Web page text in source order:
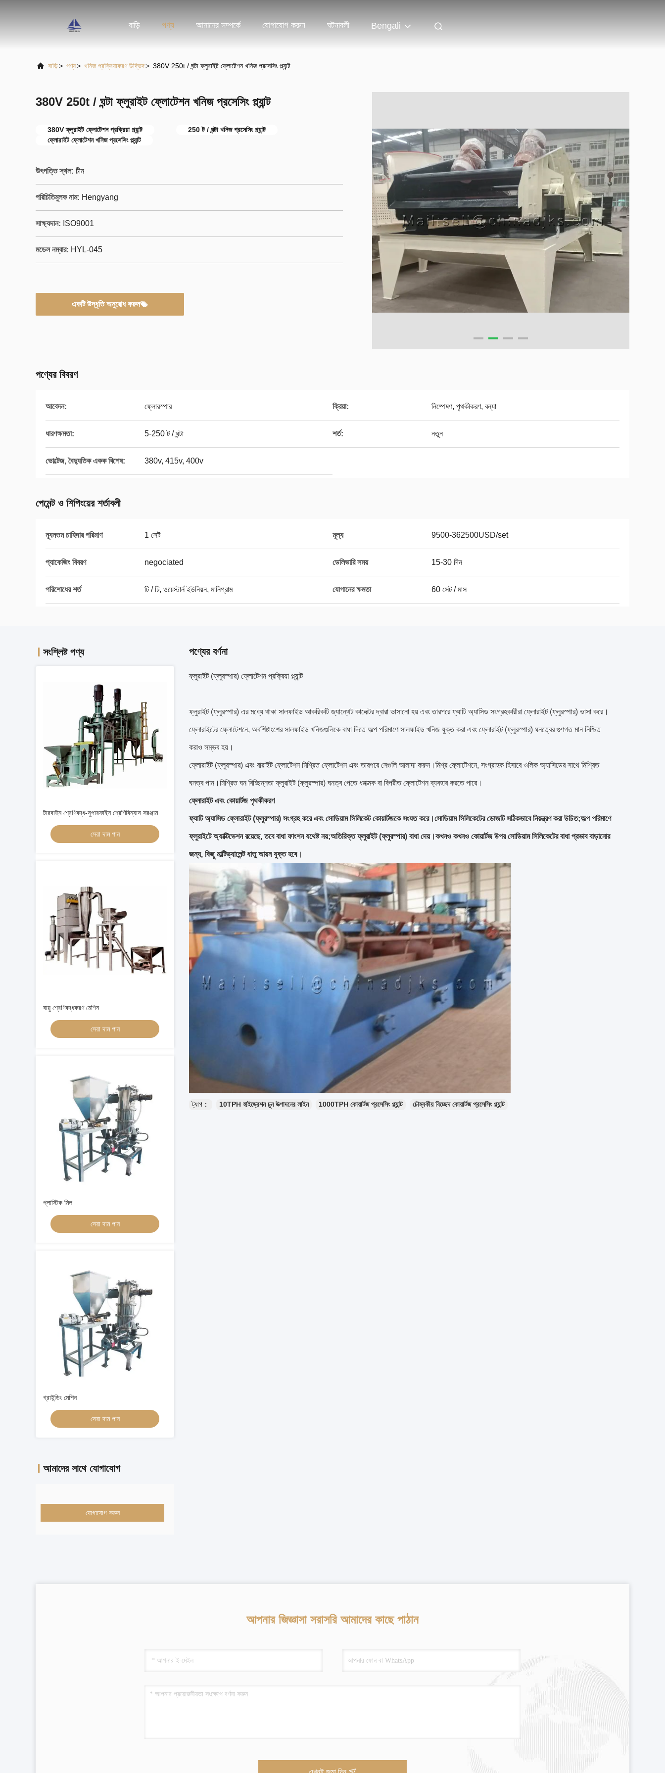
বাড়ি পণ্য আমাদের সম্পর্কে যোগাযোগ করুন ঘটনাবলী Bengali
বাড়ি> পণ্য> খনিজ প্রক্রিয়াকরণ উদ্ভিদ> 380V 250t / ঘন্টা ফ্লুরাইট ফ্লোটেশন খনিজ প্রসেসিং প্ল্যান্ট
380V 250t / ঘন্টা ফ্লুরাইট ফ্লোটেশন খনিজ প্রসেসিং প্ল্যান্ট
380V ফ্লুরাইট ফ্লোটেশন প্রক্রিয়া প্ল্যান্ট
250 ট / ঘন্টা খনিজ প্রসেসিং প্ল্যান্ট
ফ্লোরাইট ফ্লোটেশন খনিজ প্রসেসিং প্ল্যান্ট
উৎপত্তি স্থল: চীন
পরিচিতিমুলক নাম: Hengyang
সাক্ষ্যদান: ISO9001
মডেল নম্বার: HYL-045
একটি উদ্ধৃতি অনুরোধ করুন
পণ্যের বিবরণ
আবেদন: ফ্লোরস্পার ক্রিয়া: নিষ্পেষণ, পৃথকীকরণ, বন্যা
ধারণক্ষমতা: 5-250 ট / ঘন্টা শর্ত: নতুন
ভোল্টেজ, বৈদ্যুতিক একক বিশেষ: 380v, 415v, 400v
পেমেন্ট ও শিপিংয়ের শর্তাবলী
ন্যূনতম চাহিদার পরিমাণ 1 সেট মূল্য 9500-362500USD/set
প্যাকেজিং বিবরণ negociated ডেলিভারি সময় 15-30 দিন
পরিশোধের শর্ত টি / টি, ওয়েস্টার্ন ইউনিয়ন, মানিগ্রাম যোগানের ক্ষমতা 60 সেট / মাস
সংশ্লিষ্ট পণ্য
টারবাইন শ্রেণিবদ্ধ-সুপারফাইন শ্রেণিবিন্যাস সরঞ্জাম
সেরা দাম পান
বায়ু শ্রেণিবদ্ধকরণ মেশিন
সেরা দাম পান
প্লাস্টিক মিল
সেরা দাম পান
গ্রাইন্ডিং মেশিন
সেরা দাম পান
আমাদের সাথে যোগাযোগ
যোগাযোগ করুন
পণ্যের বর্ণনা
ফ্লুরাইট (ফ্লুরস্পার) ফ্লোটেশন প্রক্রিয়া প্ল্যান্ট
ফ্লুরাইট (ফ্লুরস্পার) এর মধ্যে থাকা সালফাইড আকরিকটি জ্যান্থেট কালেক্টর দ্বারা ভাসানো হয় এবং তারপরে ফ্যাটি অ্যাসিড সংগ্রহকারীরা ফ্লোরাইট (ফ্লুরস্পার) ভাসা করে।
ফ্লোরাইটের ফ্লোটেশনে, অবশিষ্টাংশের সালফাইড খনিজগুলিকে বাধা দিতে অল্প পরিমাণে সালফাইড খনিজ যুক্ত করা এবং ফ্লোরাইট (ফ্লুরস্পার) ঘনত্বের গুণগত মান নিশ্চিত
করাও সম্ভব হয়।
ফ্লোরাইট (ফ্লুরস্পার) এবং বারাইট ফ্লোটেশন মিশ্রিত ফ্লোটেশন এবং তারপরে সেগুলি আলাদা করুন।মিশ্র ফ্লোটেশনে, সংগ্রাহক হিসাবে ওলিক অ্যাসিডের সাথে মিশ্রিত
ঘনত্ব পান।মিশ্রিত ঘন বিচ্ছিন্নতা ফ্লুরাইট (ফ্লুরস্পার) ঘনত্ব পেতে ধনাত্মক বা বিপরীত ফ্লোটেশন ব্যবহার করতে পারে।
ফ্লোরাইট এবং কোয়ার্টজ পৃথকীকরণ
ফ্যাটি অ্যাসিড ফ্লোরাইট (ফ্লুরস্পার) সংগ্রহ করে এবং সোডিয়াম সিলিকেট কোয়ার্টজকে সংযত করে।সোডিয়াম সিলিকেটের ডোজটি সঠিকভাবে নিয়ন্ত্রণ করা উচিত;অল্প পরিমাণে
ফ্লুরাইটে অ্যাক্টিভেশন রয়েছে, তবে বাধা ফাংশন যথেষ্ট নয়;অতিরিক্ত ফ্লুরাইট (ফ্লুরস্পার) বাধা দেয়।কখনও কখনও কোয়ার্টজ উপর সোডিয়াম সিলিকেটের বাধা প্রভাব বাড়ানোর
জন্য, কিছু মাল্টিভ্যালেন্ট ধাতু আয়ন যুক্ত হবে।
ট্যাগ： 10TPH হাইড্রেশন চুন উত্পাদনের লাইন 1000TPH কোয়ার্টজ প্রসেসিং প্ল্যান্ট চৌম্বকীয় বিচ্ছেদ কোয়ার্টজ প্রসেসিং প্ল্যান্ট
আপনার জিজ্ঞাসা সরাসরি আমাদের কাছে পাঠান